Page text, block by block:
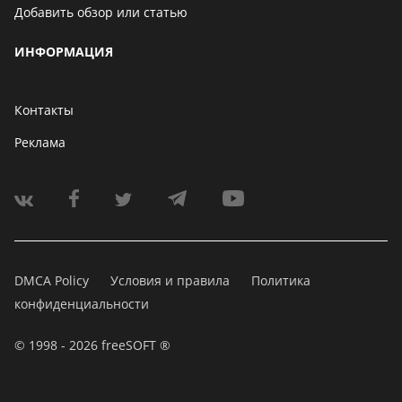
Добавить обзор или статью
ИНФОРМАЦИЯ
Контакты
Реклама
DMCA Policy Условия и правила
Политика
конфиденциальности
© 1998 - 2026 freeSOFT ®